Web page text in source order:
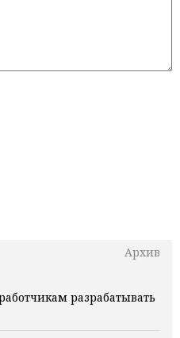
Архив
разрабатывать